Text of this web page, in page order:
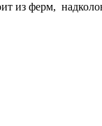
из ферм,